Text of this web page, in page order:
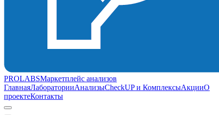
PROLABSМаркетплейс анализов
ГлавнаяЛабораторииАнализыCheckUP и КомплексыАкцииО
проектеКонтакты